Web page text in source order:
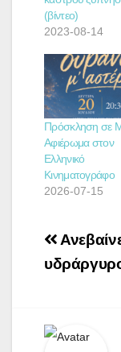
(βίντεο)
2023-08-14
Πρόσκληση σε
Αφιέρωμα στον
Ελληνικό
Κινηματογράφο
2026-07-15